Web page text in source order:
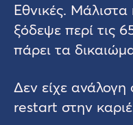
Εθνικές.
ξόδεψε περί τις
πάρει τα
Δεν είχε ανάλογη
restart στην